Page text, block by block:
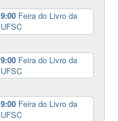
9:00 Feira do Livro da
UFSC
9:00 Feira do Livro da
UFSC
9:00 Feira do Livro da
UFSC